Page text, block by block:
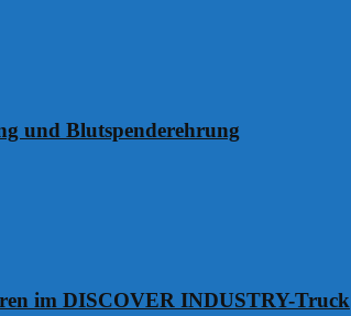
und Blutspenderehrung
im DISCOVER INDUSTRY-Truck